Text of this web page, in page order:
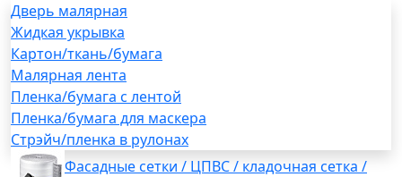
Дверь малярная
Жидкая укрывка
Картон/ткань/бумага
Малярная лента
Пленка/бумага с лентой
Пленка/бумага для маскера
Стрэйч/пленка в рулонах
Фасадные сетки / ЦПВС / кладочная сетка /